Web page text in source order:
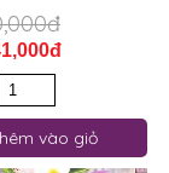
vào giỏ